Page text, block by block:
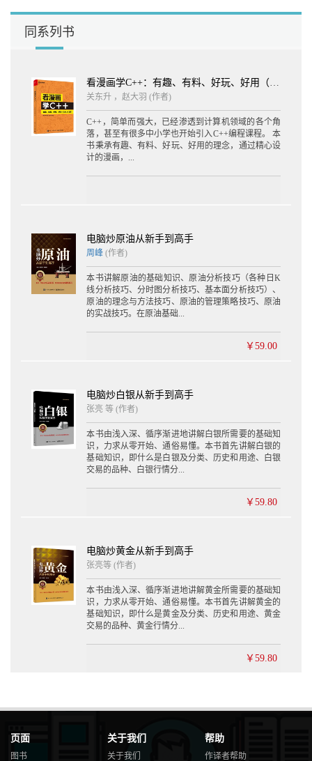
2.3.4 红三兵和两红夹一黑实战做多技巧 40
2.4 K线实战做空技巧 43
2.4.3 射击之星和吊颈线实战做空技巧 46
2.4.4 黑三兵和两黑夹一红实战做空技巧 48
第3章 电脑炒原油的趋势分析技巧 51
3.1 趋势概述 52
3.1.2 横向整理趋势 53
3.2.4 上升支撑线和下降压力线 56
3.2.5 慢速上升趋势线和慢速下降趋势线 57
3.2.6 快速上升趋势线和快速下降趋势线 58
3.2.7 新的上升趋势线和新的下降趋势线 60
3.2.8 上升趋势线的实战技巧 61
3.2.9 下降趋势线的实战技巧 63
3.4.3 支撑线和压力线的重要性及突破确认 69
3.5 黄金分割线应用实战 70
第4章 电脑炒原油的形态分析技巧 74
4.1 形态概述 75
4.1.2 反转形态的特征 75
4.2.4 V形反转形态实战技巧 85
4.3 持续形态实战技巧 87
4.3.1 三角形持续形态实战技巧 87
4.3.2 旗形持续形态实战技巧 91
4.3.3 楔形持续形态实战技巧 92
第5章 电脑炒原油的EXPMA分析技巧 95
5.1 初识EXPMA 96
5.1.1 EXPMA概述 96
5.3.1 EXPMA死叉做空技巧 104
5.3.2 EXPMA空头行情中的短期EXPMA线附近做空技巧 105
同系列书
看漫画学C++：有趣、有料、好玩、好用（全彩入门版）
关东升 ，赵大羽(作者)
C++，简单而强大，已经渗透到计算机领域的各个角
落，甚至有很多中小学也开始引入C++编程课程。 本
书秉承有趣、有料、好玩、好用的理念，通过精心设
计的漫画，...
电脑炒原油从新手到高手
周峰 (作者)
本书讲解原油的基础知识、原油分析技巧（各种日K
线分析技巧、分时图分析技巧、基本面分析技巧）、
原油的理念与方法技巧、原油的管理策略技巧、原油
的实战技巧。在原油基础...
￥59.00
电脑炒白银从新手到高手
张亮 等 (作者)
本书由浅入深、循序渐进地讲解白银所需要的基础知
识，力求从零开始、通俗易懂。本书首先讲解白银的
基础知识，即什么是白银及分类、历史和用途、白银
交易的品种、白银行情分...
￥59.80
电脑炒黄金从新手到高手
张亮等 (作者)
本书由浅入深、循序渐进地讲解黄金所需要的基础知
识，力求从零开始、通俗易懂。本书首先讲解黄金的
基础知识，即什么是黄金及分类、历史和用途、黄金
交易的品种、黄金行情分...
￥59.80
页面
图书
关于我们
关于我们
帮助
作译者帮助